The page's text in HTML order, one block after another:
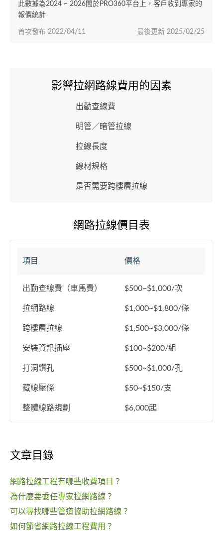
此數據為2024 ~ 2026間於PRO360平台上，客戶收到專家的
報價統計
最後更新 2025/02/25
首次發布 2022/04/11
影響拉網路線費用的因素
出勤查線費
明管／暗管拉線
拉線長度
線材規格
是否需要跨樓層拉線
網路拉線價目表
項目 價格
出勤查線費（車馬費） $500~$1,000/次
拉網路線 $1,000~$1,800/條
跨樓層拉線 $1,500~$3,000/條
安裝資訊插座 $100~$200/組
打洞鑽孔 $500~$1,000/孔
藏線壓條 $50~$150/支
整體線路規劃 $6,000起
文章目錄
網路拉線工程有哪些收費項目？
為什麼要委任專家拉網路線？
可以尋找哪些管道協助拉網路線？
如何節省網路拉線工程費用？